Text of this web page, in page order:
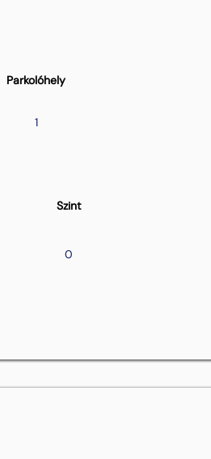
Parkolóhely
1
Szint
0